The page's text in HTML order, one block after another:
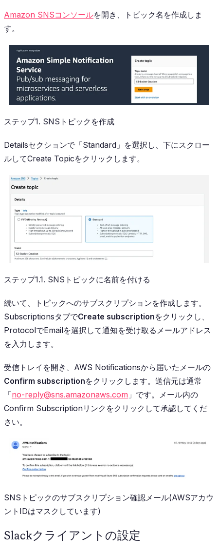
Amazon SNSコンソールを開き、トピック名を作成しま
す。
ステップ1. SNSトピックを作成
Detailsセクションで「Standard」を選択し、下にスクロー
ルしてCreate Topicをクリックします。
ステップ1.1. SNSトピックに名前を付ける
続いて、トピックへのサブスクリプションを作成します。
SubscriptionsタブでCreate subscriptionをクリックし、
ProtocolでEmailを選択して通知を受け取るメールアドレス
を入力します。
受信トレイを開き、AWS Notificationsから届いたメールの
Confirm subscriptionをクリックします。送信元は通常
「no-reply@sns.amazonaws.com 」です。メール内の
Confirm Subscriptionリンクをクリックして承認してくだ
さい。
SNSトピックのサブスクリプション確認メール(AWSアカウ
ントIDはマスクしています)
Slackクライアントの設定